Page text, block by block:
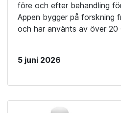
före och efter behandling
Appen bygger på forskning
och har använts av över 20
5 juni 2026